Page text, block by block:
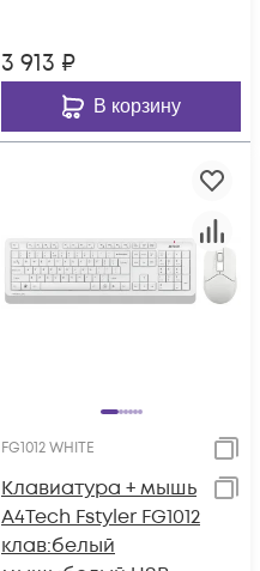
3 913 ₽
В корзину
FG1012 WHITE
Клавиатура + мышь
A4Tech Fstyler FG1012
клав:белый